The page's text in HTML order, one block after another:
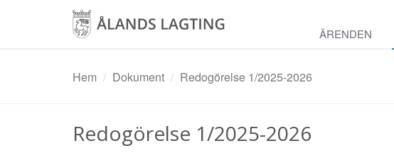
ÄRENDEN
Hem Dokument Redogörelse 1/2025-2026
Redogörelse 1/2025-2026